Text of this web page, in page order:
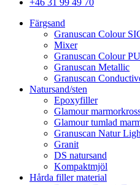
+46 31 99 49 70
Färgsand
Granuscan Colour
Mixer
Granuscan Colour PU
Granuscan Metallic
Granuscan
Natursand/sten
Epoxyfiller
Glamour
Glamour tumlad
Granuscan Natur
Granit
DS natursand
Kompaktmjöl
Hårda filler material